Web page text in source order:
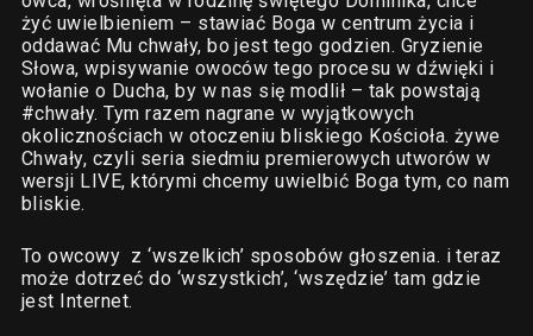
żyć uwielbieniem – stawiać Boga w centrum życia i
oddawać Mu chwały, bo jest tego godzien. Gryzienie
Słowa, wpisywanie owoców tego procesu w dźwięki i
wołanie o Ducha, by w nas się modlił – tak powstają
#chwały. Tym razem nagrane w wyjątkowych
okolicznościach w otoczeniu bliskiego Kościoła. żywe
Chwały, czyli seria siedmiu premierowych utworów w
wersji LIVE, którymi chcemy uwielbić Boga tym, co nam
bliskie.
To owcowy z ‘wszelkich’ sposobów głoszenia. i teraz
może dotrzeć do ‘wszystkich’, ‘wszędzie’ tam gdzie
jest Internet.